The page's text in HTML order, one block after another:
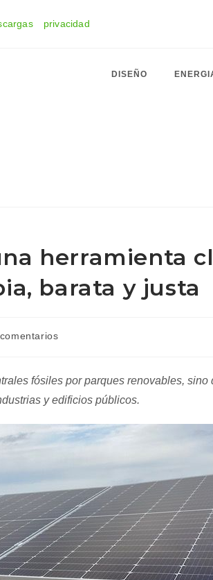
privacidad
DISEÑO
herramienta
barata y justa
fósiles por parques renovables, sino
y edificios públicos.